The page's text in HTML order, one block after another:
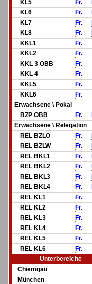
KL5
Fr.
KL6
Fr.
KL7
Fr.
KL8
Fr.
KKL1
Fr.
KKL2
Fr.
KKL 3 OBB
Fr.
KKL 4
Fr.
KKL5
Fr.
KKL6
Fr.
Erwachsene \ Pokal
BZP OBB
Fr.
Erwachsene \ Relegation
REL BZLO
Fr.
REL BZLW
Fr.
REL BKL1
Fr.
REL BKL2
Fr.
REL BKL3
Fr.
REL BKL4
Fr.
REL KL1
Fr.
REL KL2
Fr.
REL KL3
Fr.
REL KL4
Fr.
REL KL5
Fr.
REL KL6
Fr.
Unterbereiche
Chiemgau
München